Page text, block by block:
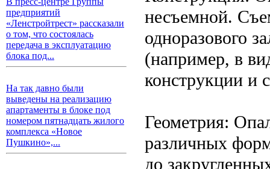
предприятий
«Ленстройтрест» рассказали
о том, что состоялась
передача в эксплуатацию
блока под...
На так давно были
выведены на реализацию
апартаменты в блоке под
номером пятнадцать жилого
комплекса «Новое
Пушкино»,...
несъемной.
одноразового
(например, в
конструкции и
Геометрия:
различных
до